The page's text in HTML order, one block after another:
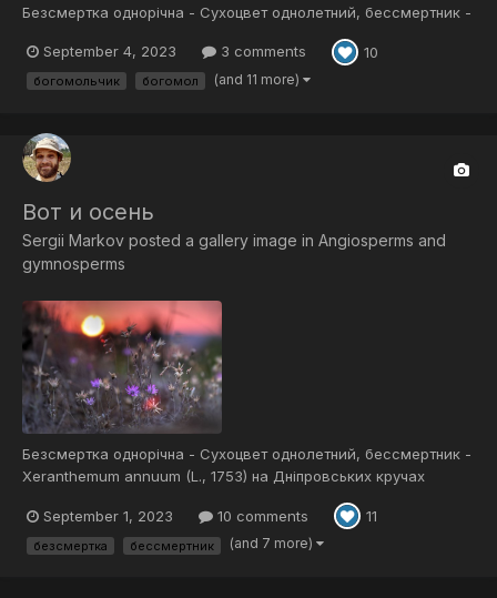
Безсмертка однорічна - Сухоцвет однолетний, бессмертник -
September 4, 2023
3 comments 10
богомольчик богомол (and 11 more)
Вот и осень
Sergii Markov posted a gallery image in Angiosperms and
gymnosperms
Безсмертка однорічна - Сухоцвет однолетний, бессмертник -
Xeranthemum annuum (L., 1753) на Дніпровських кручах
September 1, 2023 10 comments 11
безсмертка бессмертник (and 7 more)